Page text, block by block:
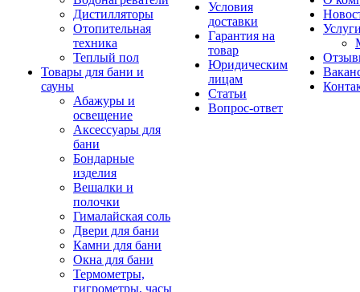
Дистилляторы
Отопительная
техника
Теплый пол
Товары для бани и
сауны
Абажуры и
освещение
Аксессуары для
бани
Бондарные
изделия
Вешалки и
полочки
Гималайская соль
Двери для бани
Камни для бани
Окна для бани
Термометры,
гигрометры, часы
Условия
доставки
Гарантия на
товар
Юридическим
лицам
Статьи
Вопрос-ответ